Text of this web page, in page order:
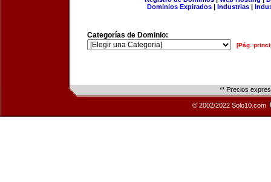
Dominios Expirados | Industrias |
Categorías de Dominio:
[Pág.
** Precios
© 2002/2022 Solo10.com